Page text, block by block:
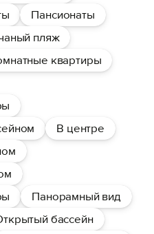
Пансионаты
пляж
квартиры
В центре
Панорамный вид
бассейн